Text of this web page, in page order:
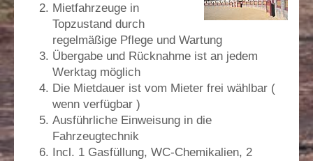
Mietfahrzeuge in
Topzustand durch
regelmäßige Pflege und Wartung
Übergabe und Rücknahme ist an jedem
Werktag möglich
Die Mietdauer ist vom Mieter frei wählbar (
wenn verfügbar )
Ausführliche Einweisung in die
Fahrzeugtechnik
Incl. 1 Gasfüllung, WC-Chemikalien, 2